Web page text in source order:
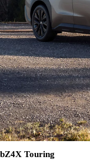
bZ4X Touring